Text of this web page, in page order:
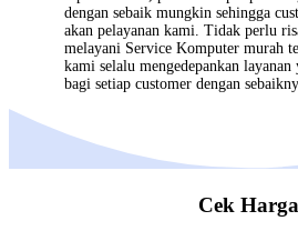
dengan sebaik mungkin sehingga
akan pelayanan kami. Tidak perlu
melayani Service Komputer murah
kami selalu mengedepankan layanan
bagi setiap customer dengan
Cek Harga